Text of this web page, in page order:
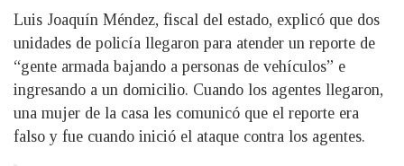
Luis Joaquín Méndez, fiscal del estado, explicó que dos
unidades de policía llegaron para atender un reporte de
“gente armada bajando a personas de vehículos” e
ingresando a un domicilio. Cuando los agentes llegaron,
una mujer de la casa les comunicó que el reporte era
falso y fue cuando inició el ataque contra los agentes.